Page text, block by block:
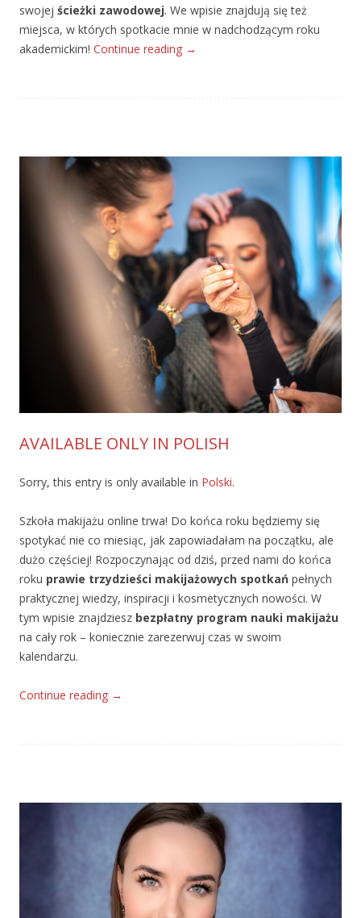
swojej ścieżki zawodowej. We wpisie znajdują się też
miejsca, w których spotkacie mnie w nadchodzącym roku
akademickim! Continue reading →
AVAILABLE ONLY IN POLISH
Sorry, this entry is only available in Polski.
Szkoła makijażu online trwa! Do końca roku będziemy się
spotykać nie co miesiąc, jak zapowiadałam na początku, ale
dużo częściej! Rozpoczynając od dziś, przed nami do końca
roku prawie trzydzieści makijażowych spotkań pełnych
praktycznej wiedzy, inspiracji i kosmetycznych nowości. W
tym wpisie znajdziesz bezpłatny program nauki makijażu
na cały rok – koniecznie zarezerwuj czas w swoim
kalendarzu.
Continue reading →